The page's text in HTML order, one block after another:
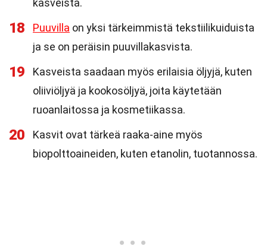
kasveista.
18 Puuvilla on yksi tärkeimmistä tekstiilikuiduista
ja se on peräisin puuvillakasvista.
19
Kasveista saadaan myös erilaisia öljyjä, kuten
oliiviöljyä ja kookosöljyä, joita käytetään
ruoanlaitossa ja kosmetiikassa.
20
Kasvit ovat tärkeä raaka-aine myös
biopolttoaineiden, kuten etanolin, tuotannossa.